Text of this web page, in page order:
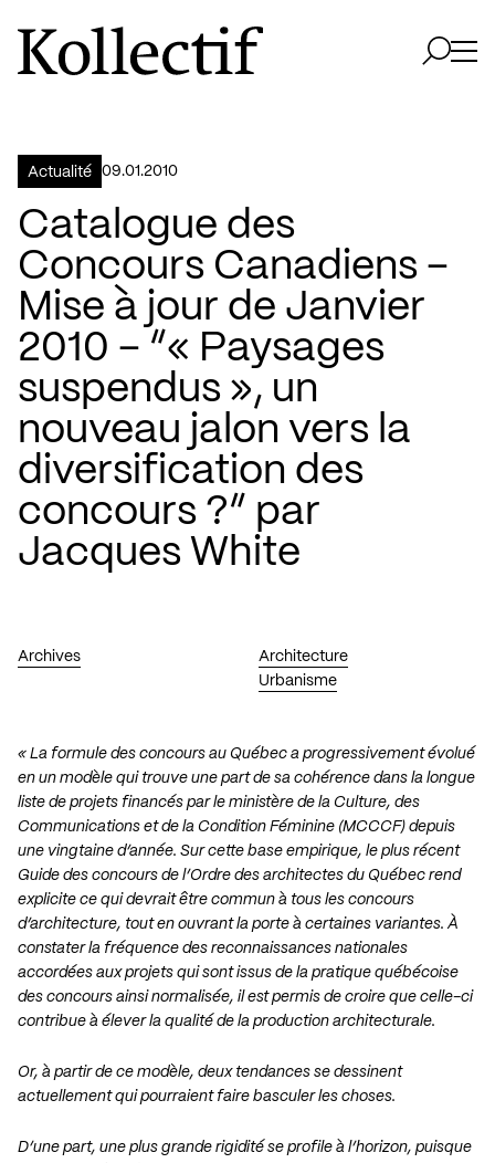
Aller à la page d'accueil
Logo Kollectif
Actualité 09.01.2010
Catalogue des
Concours Canadiens –
Mise à jour de Janvier
2010 – “« Paysages
suspendus », un
nouveau jalon vers la
diversification des
concours ?” par
Jacques White
Archives
Architecture
Urbanisme
« La formule des concours au Québec a progressivement évolué
en un modèle qui trouve une part de sa cohérence dans la longue
liste de projets financés par le ministère de la Culture, des
Communications et de la Condition Féminine (MCCCF) depuis
une vingtaine d’année. Sur cette base empirique, le plus récent
Guide des concours de l’Ordre des architectes du Québec rend
explicite ce qui devrait être commun à tous les concours
d’architecture, tout en ouvrant la porte à certaines variantes. À
constater la fréquence des reconnaissances nationales
accordées aux projets qui sont issus de la pratique québécoise
des concours ainsi normalisée, il est permis de croire que celle-ci
contribue à élever la qualité de la production architecturale.
Or, à partir de ce modèle, deux tendances se dessinent
actuellement qui pourraient faire basculer les choses.
D’une part, une plus grande rigidité se profile à l’horizon, puisque